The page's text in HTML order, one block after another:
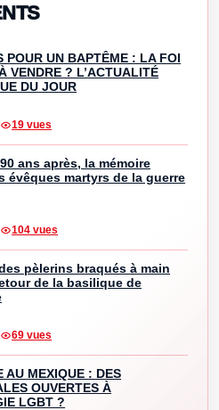
POUR UN BAPTÊME : LA FOI
VENDRE ? L’ACTUALITÉ
DU JOUR
19 vues
ans après, la mémoire
évêques martyrs de la guerre
104 vues
pèlerins braqués à main
de la basilique de
69 vues
AU MEXIQUE : DES
OUVERTES À
LGBT ?